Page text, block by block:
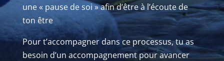
une « pause de soi » afin d’être à l’écoute de
ton être
Pour t’accompagner dans ce processus, tu as
besoin d’un accompagnement pour avancer